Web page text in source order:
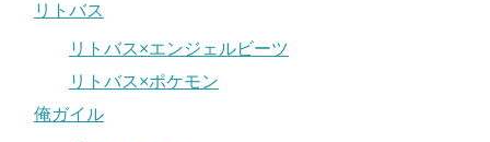
リトバス
リトバス×エンジェルビーツ
リトバス×ポケモン
俺ガイル